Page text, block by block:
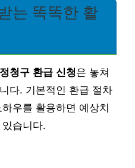
는 똑똑한 활
청구 환급 신청은 놓쳐
다. 기본적인 환급 절차
우를 활용하면 예상치
습니다.